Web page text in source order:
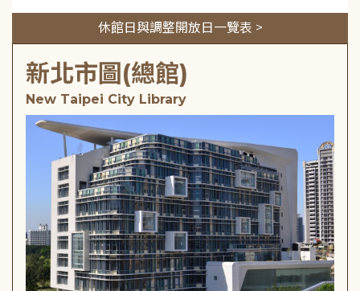
休館日與調整開放日一覽表 >
新北市圖(總館)
New Taipei City Library